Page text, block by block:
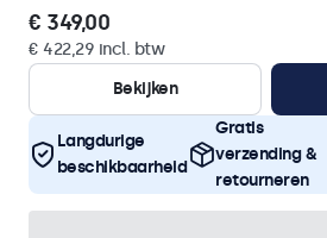
€ 349,00
€ 422,29 incl. btw
Bekijken
Langdurige
beschikbaarheid
Gratis
verzending &
retourneren